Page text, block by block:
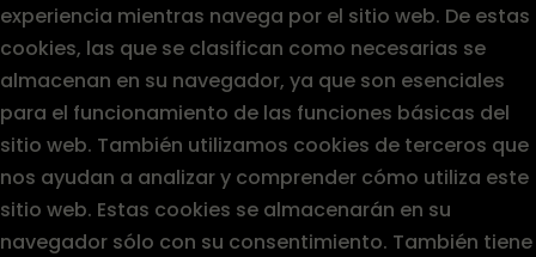
experiencia mientras navega por el sitio web. De estas
cookies, las que se clasifican como necesarias se
almacenan en su navegador, ya que son esenciales
para el funcionamiento de las funciones básicas del
sitio web. También utilizamos cookies de terceros que
nos ayudan a analizar y comprender cómo utiliza este
sitio web. Estas cookies se almacenarán en su
navegador sólo con su consentimiento. También tiene